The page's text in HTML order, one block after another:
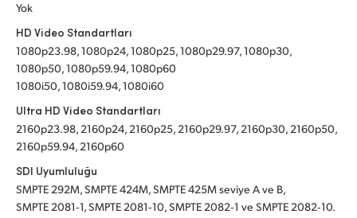
Yok
HD Video Standartları
1080p23.98, 1080p24, 1080p25, 1080p29.97, 1080p30,
1080p50, 1080p59.94, 1080p60
1080i50, 1080i59.94, 1080i60
Ultra HD Video Standartları
2160p23.98, 2160p24, 2160p25, 2160p29.97, 2160p30, 2160p50,
2160p59.94, 2160p60
SDI Uyumluluğu
SMPTE 292M, SMPTE 424M, SMPTE 425M seviye A ve B,
SMPTE 2081‑1, SMPTE 2081‑10, SMPTE 2082‑1 ve SMPTE 2082‑10.